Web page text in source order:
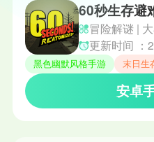
60秒生存避
冒险解谜 |
更新时间 ：
黑色幽默风格手游 末日生
安卓